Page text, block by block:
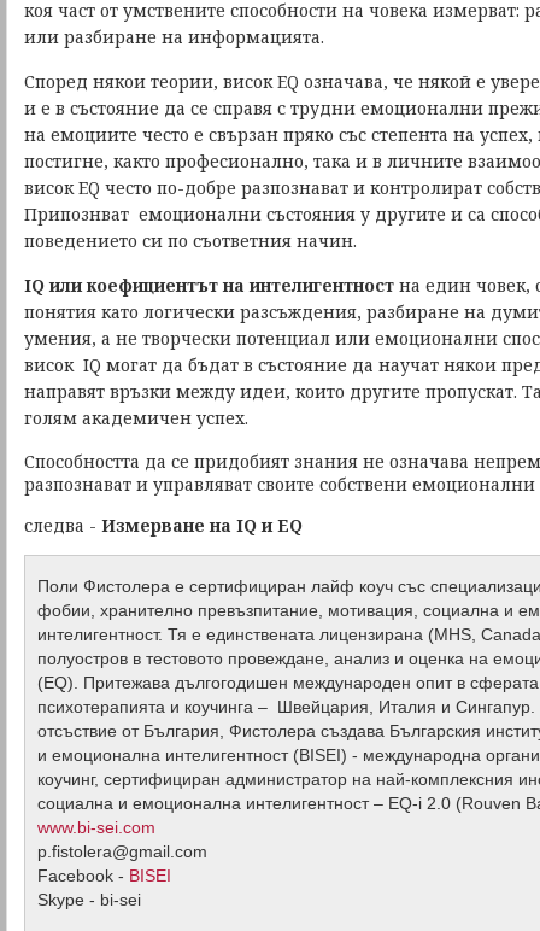
коя част от умствените способности на човека измерват:
или разбиране на информацията.
Според някои теории, висок EQ означава, че някой е
и е в състояние да се справя с трудни емоционални
на емоциите често е свързан пряко със степента на
постигне, както професионално, така и в личните
висок EQ често по-добре разпознават и контролират
Припознват емоционални състояния у другите и са
поведението си по съответния начин.
IQ или коефициентът на интелигентност на един човек,
понятия като логически разсъждения, разбиране на
умения, а не творчески потенциал или емоционални
висок IQ могат да бъдат в състояние да научат някои
направят връзки между идеи, които другите пропускат.
голям академичен успех.
Способността да се придобият знания не означава
разпознават и управляват своите собствени емоционални
следва - Измерване на IQ иEQ
Поли Фистолера е сертифициран лайф коуч със
фобии, хранително превъзпитание, мотивация, социална и
интелигентност. Тя е единствената лицензирана (MHS,
полуостров в тестовото провеждане, анализ и оценка на
(EQ). Притежава дългогодишен международен опит в сферата
психотерапията и коучинга – Швейцария, Италия и
отсъствие от България, Фистолера създава Българския
и емоционална интелигентност (BISEI) - международна
коучинг, сертифициран администратор на най-комплексния
социална и емоционална интелигентност – EQ-i 2.0 (Rouven
www.bi-sei.com
p.fistolera@gmail.com
Facebook - BISEI
Skype - bi-sei